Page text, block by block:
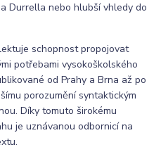
Durrella nebo hlubší vhledy do
schopnost propojovat
potřebami vysokoškolského
od Prahy a Brna až po
porozumění syntaktickým
Díky tomuto širokému
je uznávanou odbornicí na